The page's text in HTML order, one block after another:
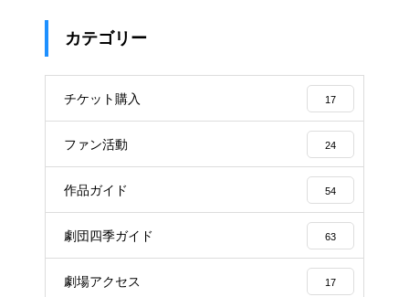
カテゴリー
チケット購入 17
ファン活動 24
作品ガイド 54
劇団四季ガイド 63
劇場アクセス 17